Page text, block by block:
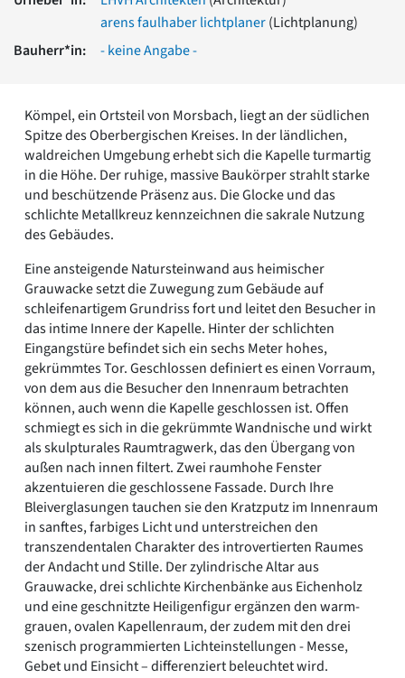
Vorromanik
Römische Antike
Über baukunst-nrw
Fachbeirat
Freunde & Förderer
Kontakt
Impressum
Datenschutz
Suchbegriff eingeben
arens faulhaber lichtplaner(Lichtplanung)
Bauherr*in:
- keine Angabe -
Kömpel, ein Ortsteil von Morsbach, liegt an der südlichen
Spitze des Oberbergischen Kreises. In der ländlichen,
waldreichen Umgebung erhebt sich die Kapelle turmartig
in die Höhe. Der ruhige, massive Baukörper strahlt starke
und beschützende Präsenz aus. Die Glocke und das
schlichte Metallkreuz kennzeichnen die sakrale Nutzung
des Gebäudes.
Eine ansteigende Natursteinwand aus heimischer
Grauwacke setzt die Zuwegung zum Gebäude auf
schleifenartigem Grundriss fort und leitet den Besucher in
das intime Innere der Kapelle. Hinter der schlichten
Eingangstüre befindet sich ein sechs Meter hohes,
gekrümmtes Tor. Geschlossen definiert es einen Vorraum,
von dem aus die Besucher den Innenraum betrachten
können, auch wenn die Kapelle geschlossen ist. Offen
schmiegt es sich in die gekrümmte Wandnische und wirkt
als skulpturales Raumtragwerk, das den Übergang von
außen nach innen filtert. Zwei raumhohe Fenster
akzentuieren die geschlossene Fassade. Durch Ihre
Bleiverglasungen tauchen sie den Kratzputz im Innenraum
in sanftes, farbiges Licht und unterstreichen den
transzendentalen Charakter des introvertierten Raumes
der Andacht und Stille. Der zylindrische Altar aus
Grauwacke, drei schlichte Kirchenbänke aus Eichenholz
und eine geschnitzte Heiligenfigur ergänzen den warm-
grauen, ovalen Kapellenraum, der zudem mit den drei
szenisch programmierten Lichteinstellungen - Messe,
Gebet und Einsicht – differenziert beleuchtet wird.